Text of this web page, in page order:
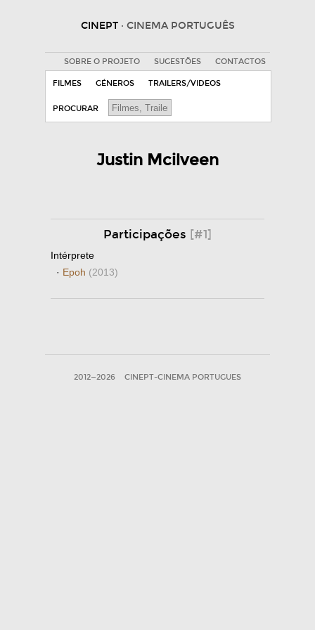
CINEPT · CINEMA PORTUGUÊS
SOBRE O PROJETO SUGESTÕES CONTACTOS
FILMES GÉNEROS TRAILERS/VIDEOS
PROCURAR
Justin Mcilveen
Participações [#1]
Intérprete
· Epoh (2013)
2012—2026 CINEPT-CINEMA PORTUGUES